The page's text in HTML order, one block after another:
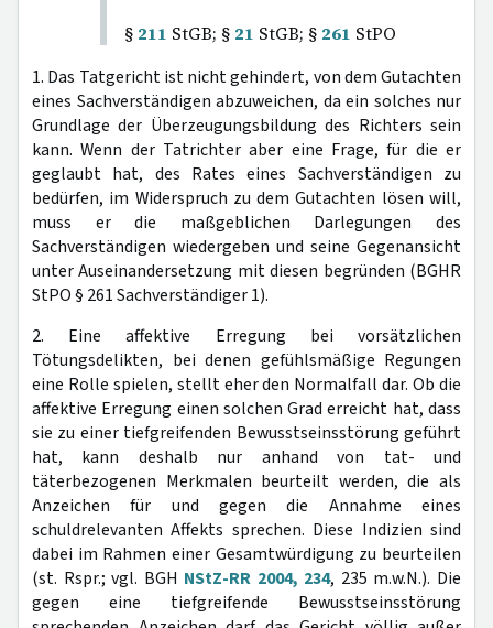
§ 211 StGB; § 21 StGB; § 261 StPO
1. Das Tatgericht ist nicht gehindert, von dem Gutachten
eines Sachverständigen abzuweichen, da ein solches nur
Grundlage der Überzeugungsbildung des Richters sein
kann. Wenn der Tatrichter aber eine Frage, für die er
geglaubt hat, des Rates eines Sachverständigen zu
bedürfen, im Widerspruch zu dem Gutachten lösen will,
muss er die maßgeblichen Darlegungen des
Sachverständigen wiedergeben und seine Gegenansicht
unter Auseinandersetzung mit diesen begründen (BGHR
StPO § 261 Sachverständiger 1).
2. Eine affektive Erregung bei vorsätzlichen
Tötungsdelikten, bei denen gefühlsmäßige Regungen
eine Rolle spielen, stellt eher den Normalfall dar. Ob die
affektive Erregung einen solchen Grad erreicht hat, dass
sie zu einer tiefgreifenden Bewusstseinsstörung geführt
hat, kann deshalb nur anhand von tat- und
täterbezogenen Merkmalen beurteilt werden, die als
Anzeichen für und gegen die Annahme eines
schuldrelevanten Affekts sprechen. Diese Indizien sind
dabei im Rahmen einer Gesamtwürdigung zu beurteilen
(st. Rspr.; vgl. BGH NStZ-RR 2004, 234, 235 m.w.N.). Die
gegen eine tiefgreifende Bewusstseinsstörung